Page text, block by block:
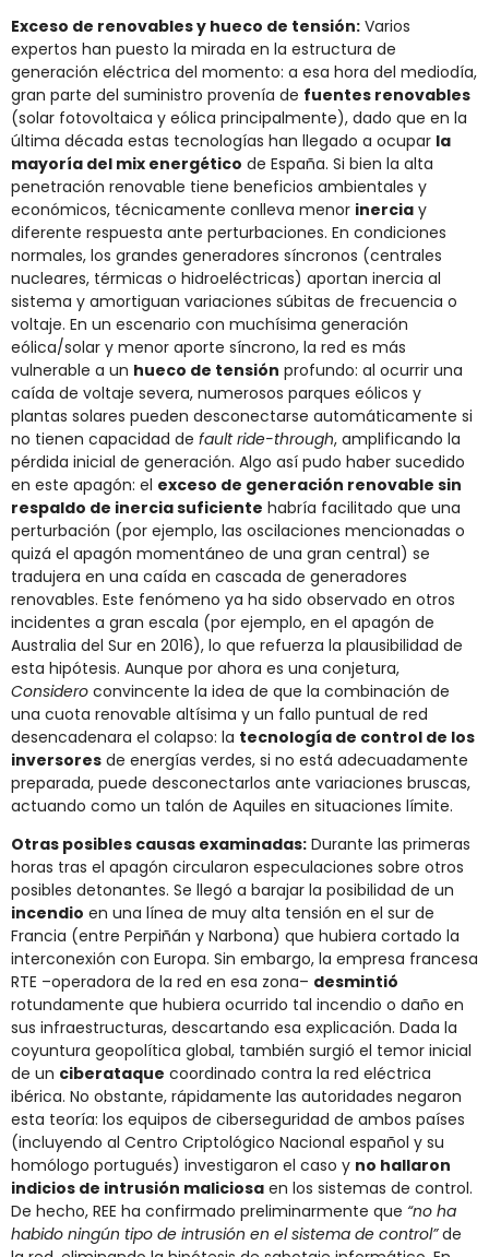
Exceso de renovables y hueco de tensión: Varios
expertos han puesto la mirada en la estructura de
generación eléctrica del momento: a esa hora del mediodía,
gran parte del suministro provenía de fuentes renovables
(solar fotovoltaica y eólica principalmente), dado que en la
última década estas tecnologías han llegado a ocupar la
mayoría del mix energético de España. Si bien la alta
penetración renovable tiene beneficios ambientales y
económicos, técnicamente conlleva menor inercia y
diferente respuesta ante perturbaciones. En condiciones
normales, los grandes generadores síncronos (centrales
nucleares, térmicas o hidroeléctricas) aportan inercia al
sistema y amortiguan variaciones súbitas de frecuencia o
voltaje. En un escenario con muchísima generación
eólica/solar y menor aporte síncrono, la red es más
vulnerable a un hueco de tensión profundo: al ocurrir una
caída de voltaje severa, numerosos parques eólicos y
plantas solares pueden desconectarse automáticamente si
no tienen capacidad de fault ride-through, amplificando la
pérdida inicial de generación. Algo así pudo haber sucedido
en este apagón: el exceso de generación renovable sin
respaldo de inercia suficiente habría facilitado que una
perturbación (por ejemplo, las oscilaciones mencionadas o
quizá el apagón momentáneo de una gran central) se
tradujera en una caída en cascada de generadores
renovables. Este fenómeno ya ha sido observado en otros
incidentes a gran escala (por ejemplo, en el apagón de
Australia del Sur en 2016), lo que refuerza la plausibilidad de
esta hipótesis. Aunque por ahora es una conjetura,
Considero convincente la idea de que la combinación de
una cuota renovable altísima y un fallo puntual de red
desencadenara el colapso: la tecnología de control de los
inversores de energías verdes, si no está adecuadamente
preparada, puede desconectarlos ante variaciones bruscas,
actuando como un talón de Aquiles en situaciones límite.
Otras posibles causas examinadas: Durante las primeras
horas tras el apagón circularon especulaciones sobre otros
posibles detonantes. Se llegó a barajar la posibilidad de un
incendio en una línea de muy alta tensión en el sur de
Francia (entre Perpiñán y Narbona) que hubiera cortado la
interconexión con Europa​. Sin embargo, la empresa francesa
RTE –operadora de la red en esa zona– desmintió
rotundamente que hubiera ocurrido tal incendio o daño en
sus infraestructuras​, descartando esa explicación. Dada la
coyuntura geopolítica global, también surgió el temor inicial
de un ciberataque coordinado contra la red eléctrica
ibérica. No obstante, rápidamente las autoridades negaron
esta teoría: los equipos de ciberseguridad de ambos países
(incluyendo al Centro Criptológico Nacional español y su
homólogo portugués) investigaron el caso y no hallaron
indicios de intrusión maliciosa en los sistemas de control​.
De hecho, REE ha confirmado preliminarmente que “no ha
habido ningún tipo de intrusión en el sistema de control”de